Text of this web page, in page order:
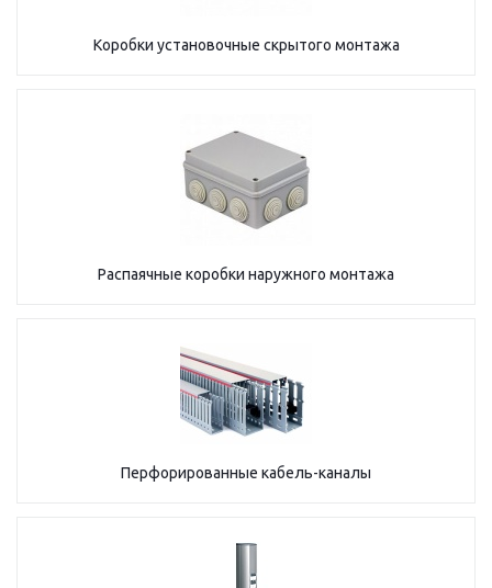
Коробки установочные скрытого монтажа
Распаячные коробки наружного монтажа
Перфорированные кабель-каналы